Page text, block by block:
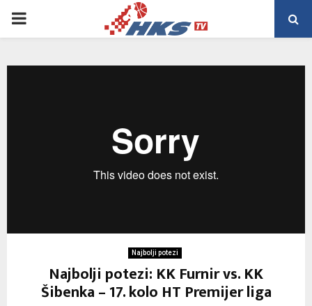
PRIMARY
Najbolji potezi
Najbolji potezi: KK Furnir vs. KK
Šibenka – 17. kolo HT Premijer liga